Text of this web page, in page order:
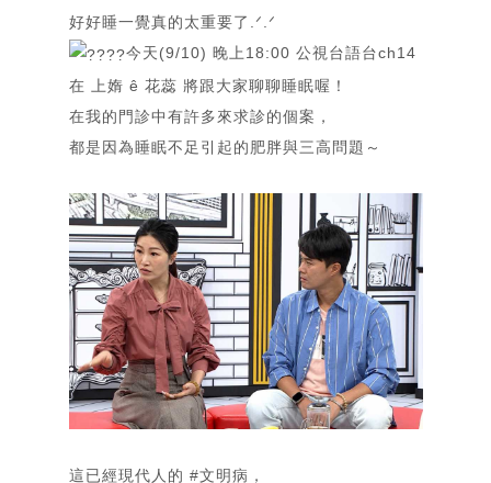
好好睡一覺真的太重要了.ᐟ.ᐟ
今天(9/10) 晚上18:00 公視台語台ch14
在
上媠 ê 花蕊 將跟大家聊聊睡眠喔！
在我的門診中有許多來求診的個案，
都是因為睡眠不足引起的肥胖與三高問題～
這已經現代人的 #文明病 ，